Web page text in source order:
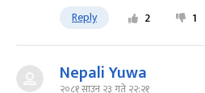
Reply 2 1
Nepali Yuwa
२०८१ साउन २३ गते २२:२१